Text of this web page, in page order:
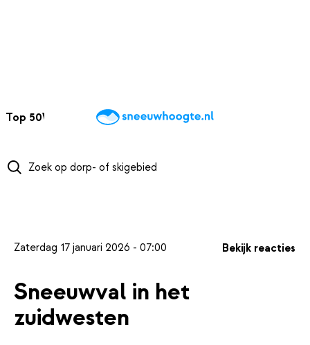
Top 50Webcams WintersportweerKaarten
Zaterdag 17 januari 2026 - 07:00 Bekijk reacties
Sneeuwval in het
zuidwesten